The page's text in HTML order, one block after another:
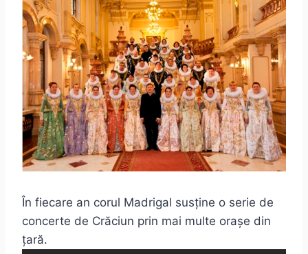
În fiecare an corul Madrigal susține o serie de
concerte de Crăciun prin mai multe orașe din
țară.